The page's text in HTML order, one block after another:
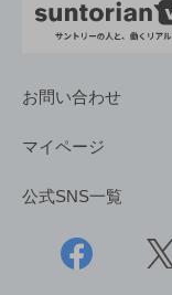
お問い合わせ
マイページ
公式SNS一覧